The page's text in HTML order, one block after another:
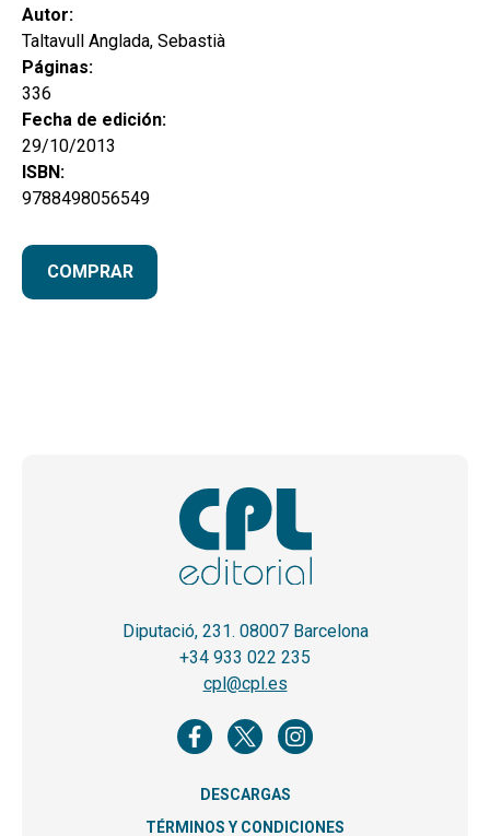
Autor:
Taltavull Anglada, Sebastià
Páginas:
336
Fecha de edición:
29/10/2013
ISBN:
9788498056549
COMPRAR
Diputació, 231. 08007 Barcelona
+34 933 022 235
cpl@cpl.es
DESCARGAS
TÉRMINOS Y CONDICIONES